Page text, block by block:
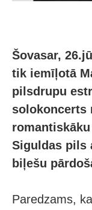
Šovasar,
tik iemīļotā
pilsdrupu
solokoncerts
Siguldas pils
biļešu
Paredzams,